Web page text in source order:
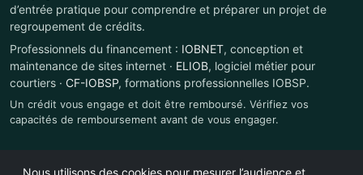
d’entrée pratique pour comprendre et préparer un projet de
regroupement de crédits.
Professionnels du financement : IOBNET, conception et
maintenance de sites internet · ELIOB, logiciel métier pour
courtiers · CF-IOBSP, formations professionnelles IOBSP.
Un crédit vous engage et doit être remboursé. Vérifiez vos
capacités de remboursement avant de vous engager.
Nous utilisons des cookies pour mesurer l’audience et